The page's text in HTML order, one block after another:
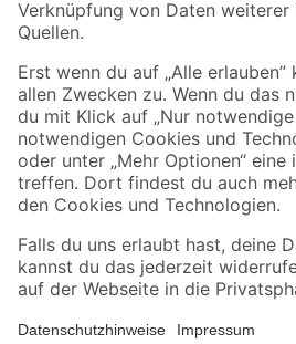
Sicher einkaufen
Jetzt die toom-App herunterladen
Alle Preisangaben in EUR inkl. gesetzl. MwSt.. Die
Umständen nicht in allen Märkten verfügbar. Die
Produkte nur solange der Vorrat reicht.
*Paketversand ab 59 € versandkostenfrei, gilt nicht für